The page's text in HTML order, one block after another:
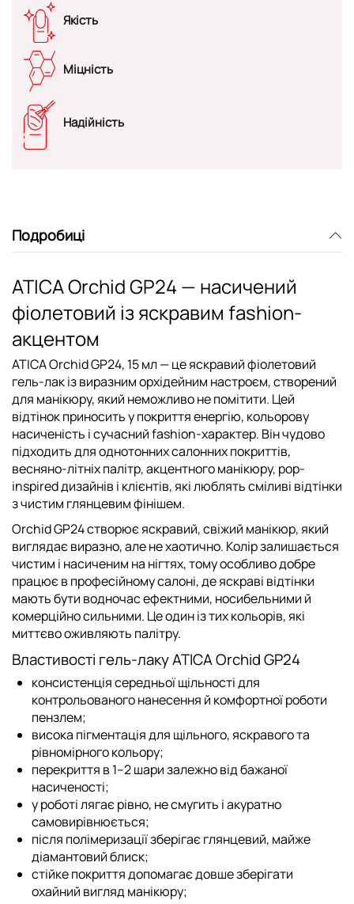
Якість
Міцність
Надійність
Подробиці
ATICA Orchid GP24 — насичений
фіолетовий із яскравим fashion-
акцентом
ATICA Orchid GP24, 15 мл — це яскравий фіолетовий
гель-лак із виразним орхідейним настроєм, створений
для манікюру, який неможливо не помітити. Цей
відтінок приносить у покриття енергію, кольорову
насиченість і сучасний fashion-характер. Він чудово
підходить для однотонних салонних покриттів,
весняно-літніх палітр, акцентного манікюру, pop-
inspired дизайнів і клієнтів, які люблять сміливі відтінки
з чистим глянцевим фінішем.
Orchid GP24 створює яскравий, свіжий манікюр, який
виглядає виразно, але не хаотично. Колір залишається
чистим і насиченим на нігтях, тому особливо добре
працює в професійному салоні, де яскраві відтінки
мають бути водночас ефектними, носибельними й
комерційно сильними. Це один із тих кольорів, які
миттєво оживляють палітру.
Властивості гель-лаку ATICA Orchid GP24
консистенція середньої щільності для
контрольованого нанесення й комфортної роботи
пензлем;
висока пігментація для щільного, яскравого та
рівномірного кольору;
перекриття в 1–2 шари залежно від бажаної
насиченості;
у роботі лягає рівно, не смугить і акуратно
самовирівнюється;
після полімеризації зберігає глянцевий, майже
діамантовий блиск;
стійке покриття допомагає довше зберігати
охайний вигляд манікюру;